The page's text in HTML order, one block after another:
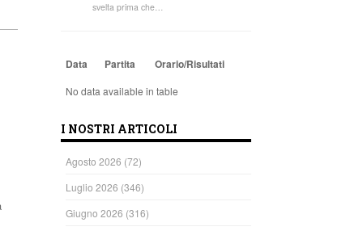
svelta prima che…
Data Partita Orario/Risultati
No data available in table
I NOSTRI ARTICOLI
Agosto 2026 (72)
Luglio 2026 (346)
Giugno 2026 (316)